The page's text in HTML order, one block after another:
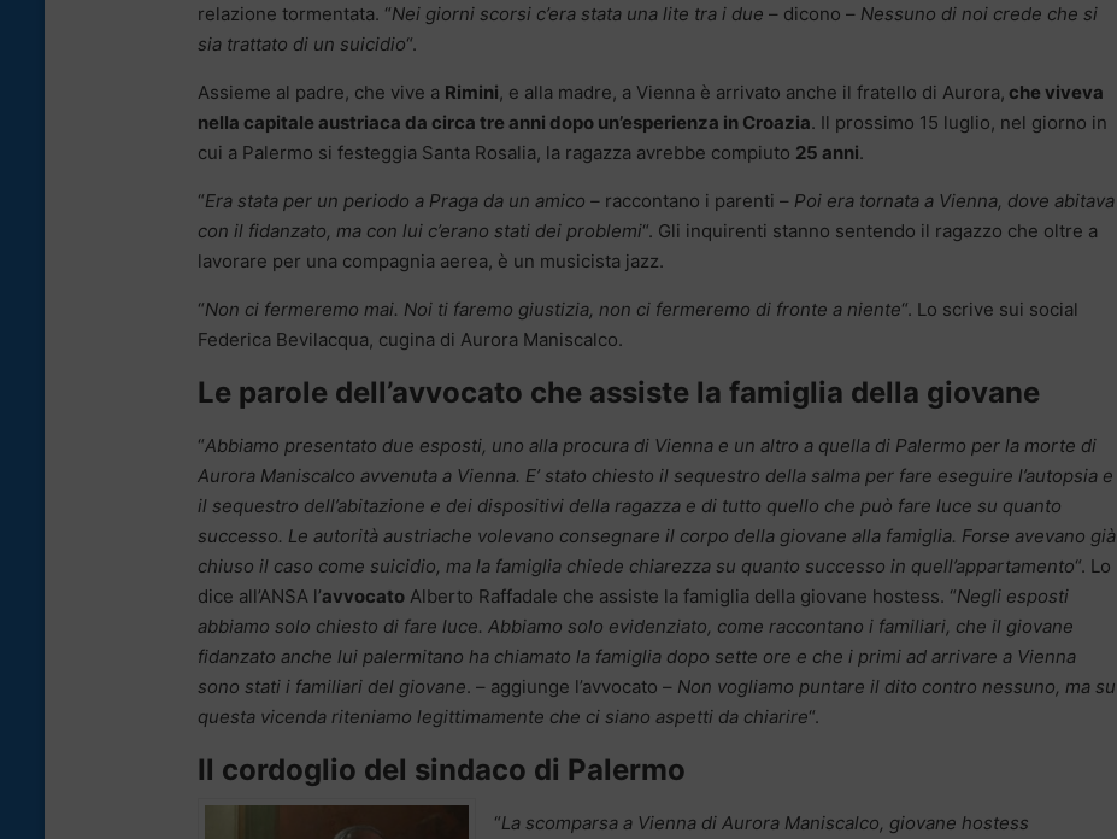
relazione tormentata. “Nei giorni scorsi c’era stata una lite tra i due – dicono – Nessuno di noi crede che si
sia trattato di un suicidio“.
Assieme al padre, che vive a Rimini, e alla madre, a Vienna è arrivato anche il fratello di Aurora, che viveva
nella capitale austriaca da circa tre anni dopo un’esperienza in Croazia. Il prossimo 15 luglio, nel giorno in
cui a Palermo si festeggia Santa Rosalia, la ragazza avrebbe compiuto 25 anni.
“Era stata per un periodo a Praga da un amico – raccontano i parenti – Poi era tornata a Vienna, dove abitava
con il fidanzato, ma con lui c’erano stati dei problemi“. Gli inquirenti stanno sentendo il ragazzo che oltre a
lavorare per una compagnia aerea, è un musicista jazz.
“Non ci fermeremo mai. Noi ti faremo giustizia, non ci fermeremo di fronte a niente“. Lo scrive sui social
Federica Bevilacqua, cugina di Aurora Maniscalco.
Le parole dell’avvocato che assiste la famiglia della giovane
“Abbiamo presentato due esposti, uno alla procura di Vienna e un altro a quella di Palermo per la morte di
Aurora Maniscalco avvenuta a Vienna. E’ stato chiesto il sequestro della salma per fare eseguire l’autopsia e
il sequestro dell’abitazione e dei dispositivi della ragazza e di tutto quello che può fare luce su quanto
successo. Le autorità austriache volevano consegnare il corpo della giovane alla famiglia. Forse avevano già
chiuso il caso come suicidio, ma la famiglia chiede chiarezza su quanto successo in quell’appartamento“. Lo
dice all’ANSA l’avvocato Alberto Raffadale che assiste la famiglia della giovane hostess. “Negli esposti
abbiamo solo chiesto di fare luce. Abbiamo solo evidenziato, come raccontano i familiari, che il giovane
fidanzato anche lui palermitano ha chiamato la famiglia dopo sette ore e che i primi ad arrivare a Vienna
sono stati i familiari del giovane. – aggiunge l’avvocato – Non vogliamo puntare il dito contro nessuno, ma su
questa vicenda riteniamo legittimamente che ci siano aspetti da chiarire“.
Il cordoglio del sindaco di Palermo
“La scomparsa a Vienna di Aurora Maniscalco, giovane hostess